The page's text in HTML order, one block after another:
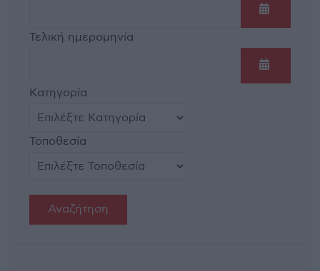
Ανοίξτε
Τελική ημερομηνία
Ανοίξτε
Κατηγορία
Τοποθεσία